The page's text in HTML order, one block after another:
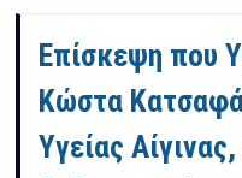
Επίσκεψη που
Κώστα
Υγείας